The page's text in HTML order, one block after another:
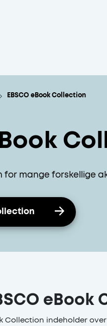
EBSCO eBook Collection
for mange forskellige
eBook
Collection indeholder